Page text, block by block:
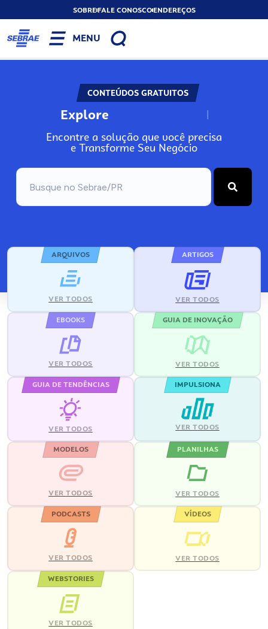
SOBREFALE CONOSCOENDEREÇOS
MENU
CONTEÚDOS GRATUITOS
Explore N
Encontre a solução que você precisa
e Transforme Seu Negócio
ARQUIVOS
VER TODOS
ARTIGOS
VER TODOS
EBOOKS
VER TODOS
GUIA DE INOVAÇÃO
VER TODOS
GUIA DE TENDÊNCIAS
VER TODOS
IMPULSIONA
VER TODOS
MODELOS
VER TODOS
PLANILHAS
VER TODOS
PODCASTS
VER TODOS
VÍDEOS
VER TODOS
WEBSTORIES
VER TODOS